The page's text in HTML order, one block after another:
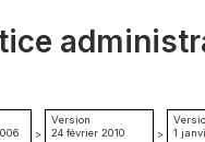
>
Version
24 février 2010
>
1